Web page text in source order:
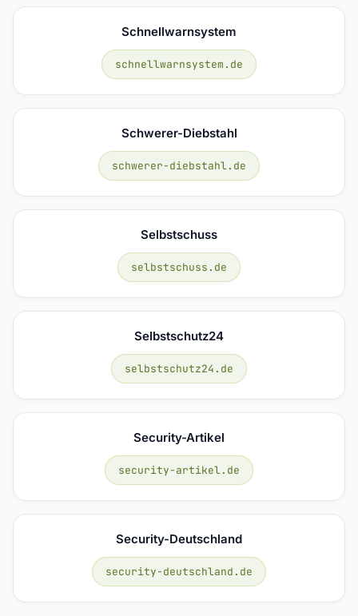
Schnellwarnsystem
schnellwarnsystem.de
Schwerer-Diebstahl
schwerer-diebstahl.de
Selbstschuss
selbstschuss.de
Selbstschutz24
selbstschutz24.de
Security-Artikel
security-artikel.de
Security-Deutschland
security-deutschland.de